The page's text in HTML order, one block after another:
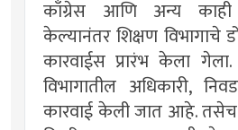
काँग्रेस आणि अन्य काही
केल्यानंतर शिक्षण विभागाचे
कारवाईस प्रारंभ केला
विभागातील अधिकारी,
कारवाई केली जात आहे.